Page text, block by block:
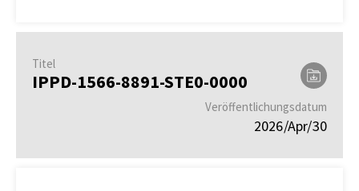
Titel
IPPD-1566-8891-STE0-0000
Veröffentlichungsdatum
2026/Apr/30